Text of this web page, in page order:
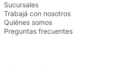
Sucursales
Trabajá con nosotros
Quiénes somos
Preguntas frecuentes